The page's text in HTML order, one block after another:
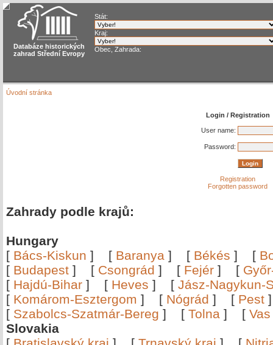
Databáze historických
zahrad Střední Evropy
Stát:
Kraj:
Obec, Zahrada:
Úvodní stránka
Login / Registration
User name:
Password:
Registration
Forgotten password
Zahrady podle krajů:
Hungary
[ Bács-Kiskun ] [ Baranya ] [ Békés ] [
[ Budapest ] [ Csongrád ] [ Fejér ] [
[ Hajdú-Bihar ] [ Heves ] [ Jász-Nagykun-
[ Komárom-Esztergom ] [ Nógrád ] [ Pest
[ Szabolcs-Szatmár-Bereg ] [ Tolna ] [ Vas
Slovakia